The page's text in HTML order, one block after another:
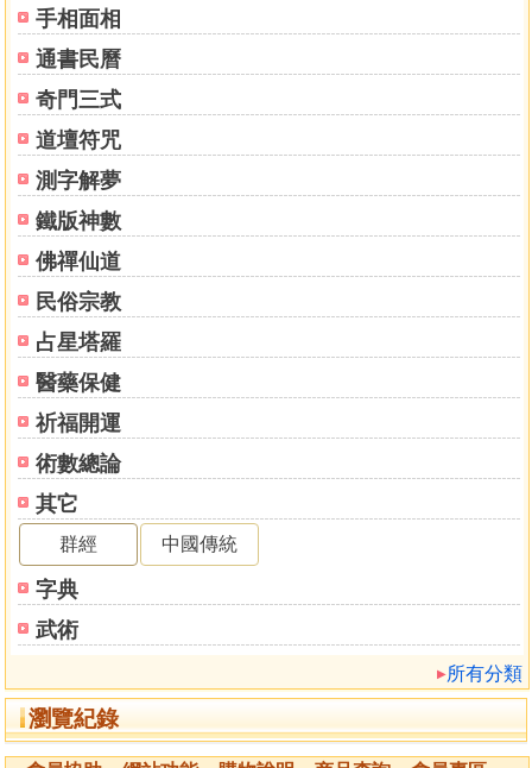
手相面相
通書民曆
奇門三式
道壇符咒
測字解夢
鐵版神數
佛禪仙道
民俗宗教
占星塔羅
醫藥保健
祈福開運
術數總論
其它
群經 中國傳統
字典
武術
所有分類
瀏覽紀錄
張神峰病藥說
八子大義
心性和我
婚緣和我
凶災和我
漂泊之命
遷動和我
事業和我
官司和我
財源和貴氣
補運之道
基本批斷準則
判例參考
命例解說